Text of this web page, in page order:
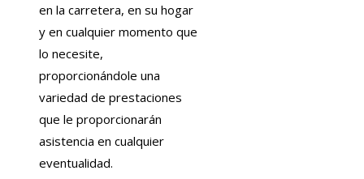
en la carretera, en su hogar
y en cualquier momento que
lo necesite,
proporcionándole una
variedad de prestaciones
que le proporcionarán
asistencia en cualquier
eventualidad.